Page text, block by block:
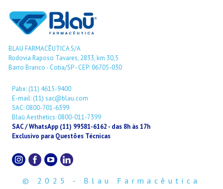
BLAU FARMACÊUTICA S/A
Rodovia Raposo Tavares, 2833, km 30,5
Barro Branco - Cotia/SP - CEP: 06705-030
Pabx: (11) 4615-9400
E-mail: (11) sac@blau.com
SAC: 0800-701-6399
Blaū Aesthetics: 0800-011-7399
SAC / WhatsApp (11) 99581-6162 - das 8h às 17h
Exclusivo para Questões Técnicas
© 2025 - Blau Farmacêutica